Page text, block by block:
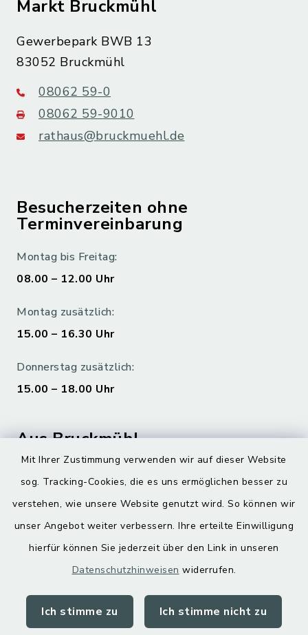
Mit Ihrer Zustimmung verwenden wir auf dieser Website
sog. Tracking-Cookies, die es uns ermöglichen besser zu
verstehen, wie unsere Website genutzt wird. So können wir
unser Angebot weiter verbessern. Ihre erteilte Einwilligung
hierfür können Sie jederzeit über den Link in unseren
Datenschutzhinweisen widerrufen.
Ich stimme zu Ich stimme nicht zu
Markt Bruckmühl
Gewerbepark BWB 13
83052 Bruckmühl
08062 59-0
08062 59-9010
rathaus@bruckmuehl.de
Besucherzeiten ohne
Terminvereinbarung
Montag bis Freitag:
08.00 – 12.00 Uhr
Montag zusätzlich:
15.00 – 16.30 Uhr
Donnerstag zusätzlich:
15.00 – 18.00 Uhr
Aus Bruckmühl
Digitaler Ortsplan
Kontakt